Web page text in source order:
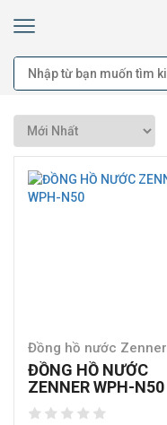
Kim
Khí
HANKO
HÀ
buôn
Đại
lý
Cung
cấp
Đồng hồ nước Zenner
ĐỒNG HỒ NƯỚC
ZENNER WPH-N50